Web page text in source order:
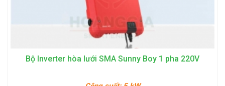
Bộ Inverter hòa lưới SMA Sunny Boy 1 pha 220V